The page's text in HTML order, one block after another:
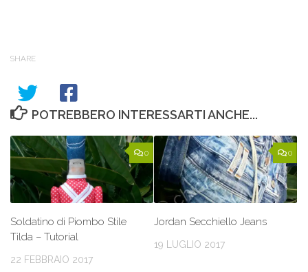
SHARE
POTREBBERO INTERESSARTI ANCHE...
0
Soldatino di Piombo Stile
Tilda – Tutorial
22 FEBBRAIO 2017
0
Jordan Secchiello Jeans
19 LUGLIO 2017